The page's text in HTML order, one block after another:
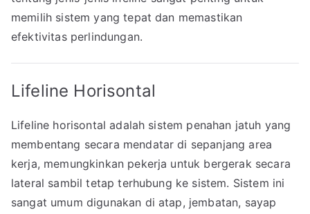
memilih sistem yang tepat dan memastikan
efektivitas perlindungan.
Lifeline Horisontal
Lifeline horisontal adalah sistem penahan jatuh yang
membentang secara mendatar di sepanjang area
kerja, memungkinkan pekerja untuk bergerak secara
lateral sambil tetap terhubung ke sistem. Sistem ini
sangat umum digunakan di atap, jembatan, sayap